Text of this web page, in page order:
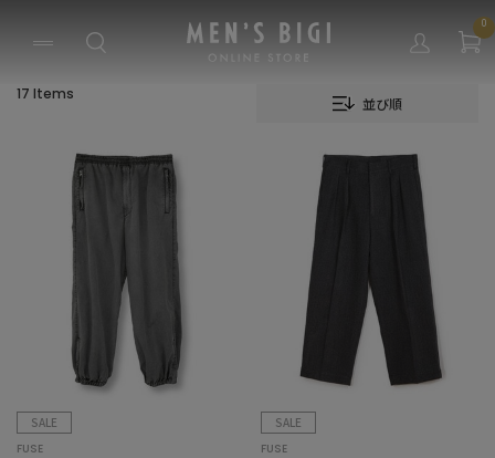
0
17 Items 並び順
SALE
FUSE
SALE
FUSE